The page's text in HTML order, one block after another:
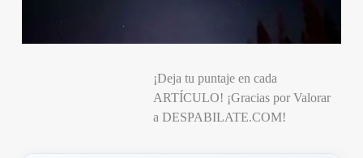
¡Deja tu puntaje en cada
ARTÍCULO! ¡Gracias por Valorar
a DESPABILATE.COM!